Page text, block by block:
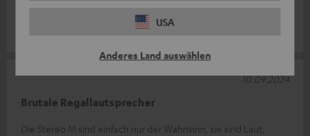
USA
Anderes Land auswählen
Brutale Regallautsprecher
Die Stereo M sind einfach nur der Wahnsinn, sie sind Laut,
10.09.2024